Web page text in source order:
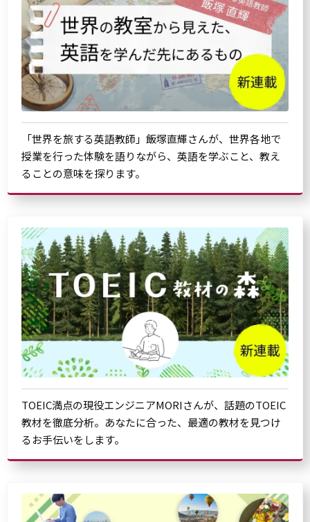
「世界を旅する英語教師」飯塚直輝さんが、世界各地で
授業を行った体験を語りながら、英語を学ぶこと、教え
ることの意味を探ります。
TOEIC満点の現役エンジニアMORIさんが、話題のTOEIC
教材を徹底分析。あなたに合った、最適の教材を見つけ
るお手伝いをします。